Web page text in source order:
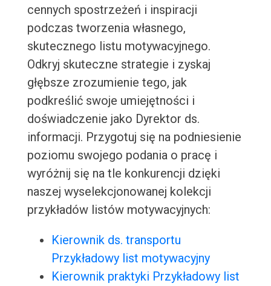
cennych spostrzeżeń i inspiracji
podczas tworzenia własnego,
skutecznego listu motywacyjnego.
Odkryj skuteczne strategie i zyskaj
głębsze zrozumienie tego, jak
podkreślić swoje umiejętności i
doświadczenie jako Dyrektor ds.
informacji. Przygotuj się na podniesienie
poziomu swojego podania o pracę i
wyróżnij się na tle konkurencji dzięki
naszej wyselekcjonowanej kolekcji
przykładów listów motywacyjnych:
Kierownik ds. transportu
Przykładowy list motywacyjny
Kierownik praktyki Przykładowy list